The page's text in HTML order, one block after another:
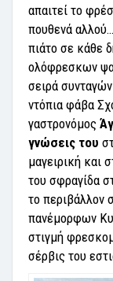
απαιτεί το
πουθενά
πιάτο σε κάθε
ολόφρεσκων
σειρά
ντόπια φάβα
γαστρονόμος
γνώσεις του
μαγειρική και
του σφραγίδα
το περιβάλλον
πανέμορφων
στιγμή
σέρβις του